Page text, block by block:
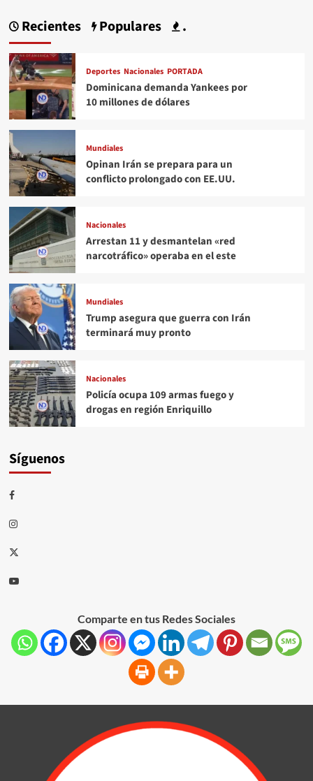
Recientes Populares .
Deportes Nacionales PORTADA
Dominicana demanda Yankees por
10 millones de dólares
Mundiales
Opinan Irán se prepara para un
conflicto prolongado con EE.UU.
Nacionales
Arrestan 11 y desmantelan «red
narcotráfico» operaba en el este
Mundiales
Trump asegura que guerra con Irán
terminará muy pronto
Nacionales
Policía ocupa 109 armas fuego y
drogas en región Enriquillo
Síguenos
Comparte en tus Redes Sociales